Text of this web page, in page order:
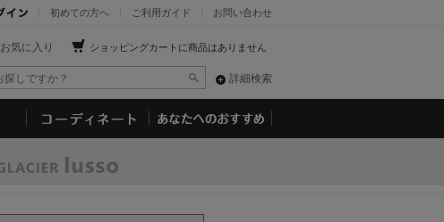
お問い合わせ
ご利用ガイド
初めての方へ
ショッピングカートに商品はありません
お気に入り
詳細検索